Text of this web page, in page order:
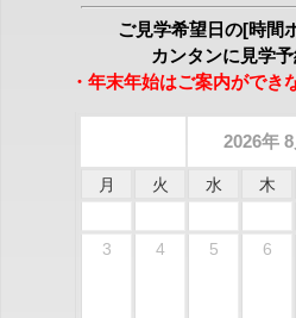
ご見学希望日の[時間
カンタンに見学
・年末年始はご案内ができ
2026年 8
月 火 水 木
3
4 5 6